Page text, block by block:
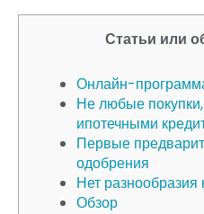
Статьи или
Онлайн-
Не любые
ипотечными
Первые
одобрения
Нет разнообразия
Обзор